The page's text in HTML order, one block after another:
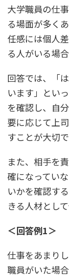
大学職員の仕
る場面が多く
任感には個人
る人がいる場
回答では、「
います」とい
を確認し、自
要に応じて上
すことが大切で
また、相手を
確になってい
いかを確認す
きる人材とし
＜回答例1＞
仕事をあまり
職員がいた場